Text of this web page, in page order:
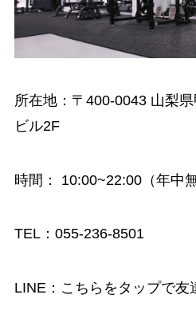
所在地：〒400-0043 山梨
ビル2F
時間 ： 10:00~22:00（年中
TEL：055-236-8501
LINE： こちらをタップで友